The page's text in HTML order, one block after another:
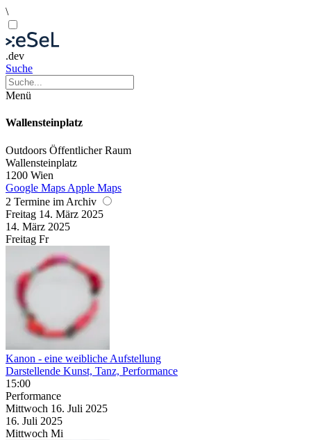
\
.dev
Suche
Menü
Wallensteinplatz
Outdoors Öffentlicher Raum
Wallensteinplatz
1200 Wien
Google Maps Apple Maps
2 Termine im Archiv
Freitag 14. März 2025
14. März 2025
Freitag Fr
Kanon - eine weibliche Aufstellung
Darstellende Kunst, Tanz, Performance
15:00
Performance
Mittwoch 16. Juli 2025
16. Juli 2025
Mittwoch Mi